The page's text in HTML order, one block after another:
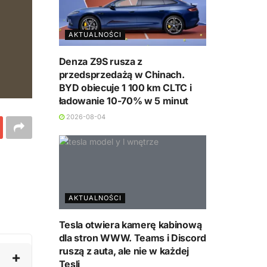
AKTUALNOŚCI
Denza Z9S rusza z
przedsprzedażą w Chinach.
BYD obiecuje 1 100 km CLTC i
ładowanie 10-70% w 5 minut
2026-08-04
AKTUALNOŚCI
Tesla otwiera kamerę kabinową
dla stron WWW. Teams i Discord
ruszą z auta, ale nie w każdej
Tesli